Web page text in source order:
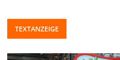
TEXTANZEIGE